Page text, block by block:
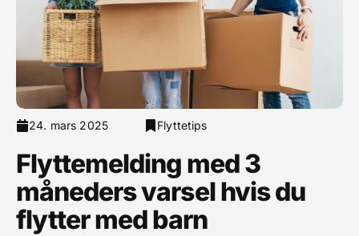
24. mars 2025 Flyttetips
Flyttemelding med 3
måneders varsel hvis du
flytter med barn